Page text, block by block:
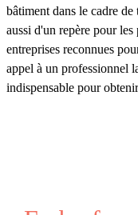
bâtiment dans le cadre
aussi d'un repère pour
entreprises reconnues
appel à un professionnel
indispensable pour